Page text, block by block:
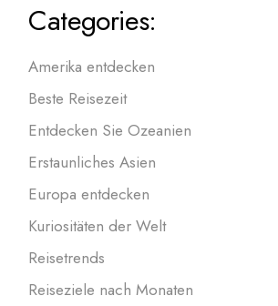
Categories:
Amerika entdecken
Beste Reisezeit
Entdecken Sie Ozeanien
Erstaunliches Asien
Europa entdecken
Kuriositäten der Welt
Reisetrends
Reiseziele nach Monaten